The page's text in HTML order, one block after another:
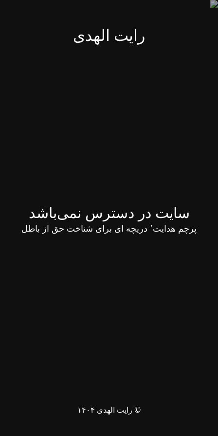
رایت الهدی
سایت در دسترس نمی‌باشد
پرچم هدایت٬ دریچه ای برای شناخت حق از باطل
© رایت الهدی ۱۴۰۴